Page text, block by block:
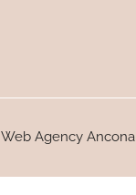
Web Agency Ancona